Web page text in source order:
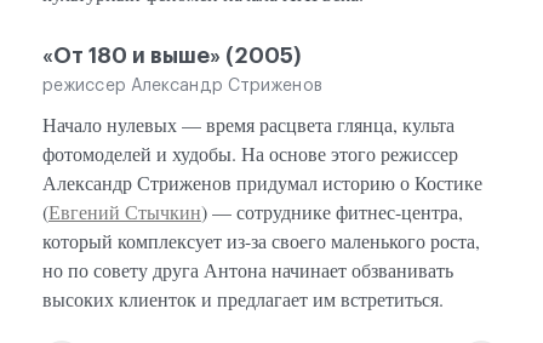
«От 180 и выше» (2005)
режиссер Александр Стриженов
Начало нулевых — время расцвета глянца, культа
фотомоделей и худобы. На основе этого режиссер
Александр Стриженов придумал историю о Костике
(Евгений Стычкин) — сотруднике фитнес-центра,
который комплексует из-за своего маленького роста,
но по совету друга Антона начинает обзванивать
высоких клиенток и предлагает им встретиться.